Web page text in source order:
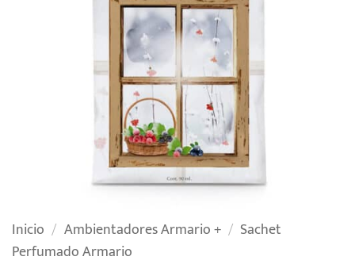
Inicio / Ambientadores Armario + / Sachet
Perfumado Armario